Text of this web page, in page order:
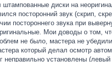
диски на
посторонний звук (скрип,
постороннего звука при
Мои доводы о том,
не было, мастера не
который делал осмотр
неправильно установлены